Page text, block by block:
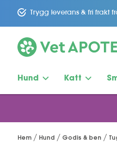
Trygg leverans & fri frakt
Hund Katt
Hem Hund Godis & ben